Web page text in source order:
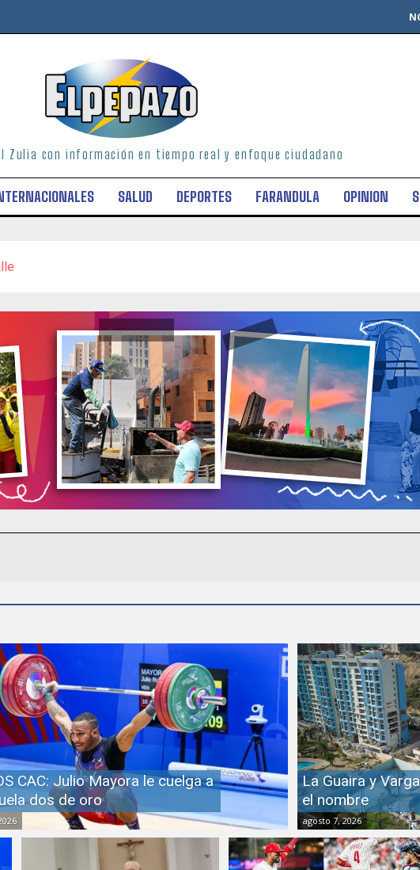
Zulia con información en tiempo real y enfoque ciudadano
SALUD DEPORTES FARANDULA OPINION
Para Aplicar 400 Mil Vacunas Antirrábicas
CAC: Julio Mayora le cuelga a
dos de oro
La Guaira y
el nombre
agosto 7, 2026